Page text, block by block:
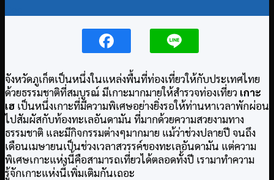
จังหวัดภูเก็ตเป็นหนึ่งในแหล่งพื้นที่ท่องเที่ยวให้กับประเทศไทย
ด้วยธรรมชาติที่สมบูรณ์ มีเกาะมากมายให้สำรวจท่องเที่ยว เกาะ
เฮ เป็นหนึ่งเกาะที่มีความพิเศษอย่างยิ่งรอให้ท่านหาเวลาพักผ่อน
ไปสัมผัสกับท้องทะเลอันดามัน ที่มากด้วยความสวยงามทาง
ธรรมชาติ และมีกิจกรรมต่างๆมากมาย แม้ว่าช่วงปลายปี จนถึง
เดือนเมษายนเป็นช่วงเวลาสวรรค์ของทะเลอันดามัน แต่ความ
พิเศษเกาะแห่งนี้คือสามารถเที่ยวได้ตลอดทั้งปี เรามาทำความ
รู้จักเกาะแห่งนี้เพิ่มเติมกันเถอะ